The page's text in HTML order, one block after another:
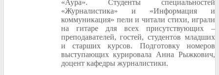
«Аура». Студенты специальностей
«Журналистика» и «Информация и
коммуникация» пели и читали стихи, играли
на гитаре для всех присутствующих –
преподавателей, гостей, студентов младших
и старших курсов. Подготовку номеров
выступающих курировала Анна Рыжкович,
доцент кафедры журналистики.